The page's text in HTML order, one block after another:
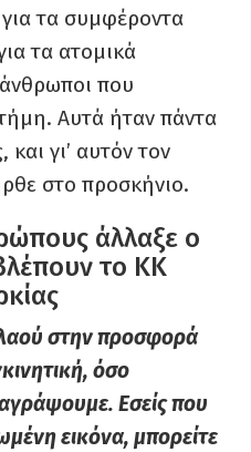
τα συμφέροντα
τα ατομικά
που
Αυτά ήταν πάντα
γι’ αυτόν τον
στο προσκήνιο.
άλλαξε ο
το ΚΚ
στην προσφορά
όσο
Εσείς που
εικόνα, μπορείτε